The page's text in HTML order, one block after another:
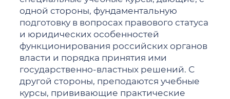
одной стороны, фундаментальную
подготовку в вопросах правового статуса
и юридических особенностей
функционирования российских органов
власти и порядка принятия ими
государственно-властных решений. С
другой стороны, преподаются учебные
курсы, прививающие практические